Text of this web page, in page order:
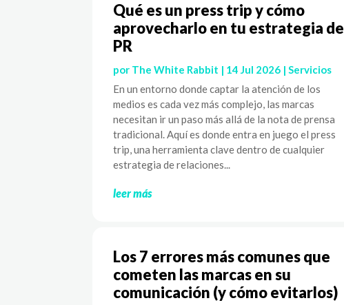
Qué es un press trip y cómo
aprovecharlo en tu estrategia de
PR
por The White Rabbit | 14 Jul 2026 |Servicios
En un entorno donde captar la atención de los
medios es cada vez más complejo, las marcas
necesitan ir un paso más allá de la nota de prensa
tradicional. Aquí es donde entra en juego el press
trip, una herramienta clave dentro de cualquier
estrategia de relaciones...
leer más
Los 7 errores más comunes que
cometen las marcas en su
comunicación (y cómo evitarlos)